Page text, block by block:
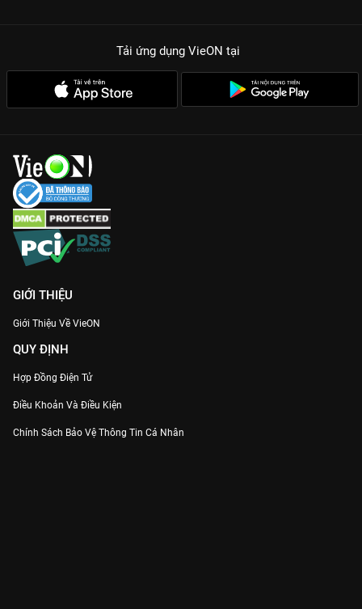
Tải ứng dụng VieON tại
GIỚI THIỆU
Giới Thiệu Về VieON
QUY ĐỊNH
Hợp Đồng Điện Tử
Điều Khoản Và Điều Kiện
Chính Sách Bảo Vệ Thông Tin Cá Nhân